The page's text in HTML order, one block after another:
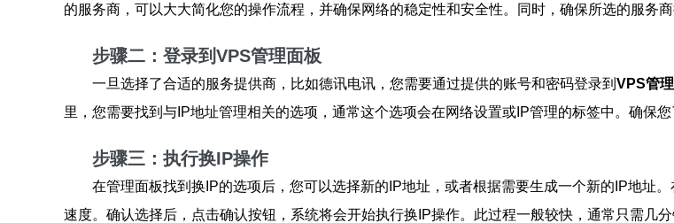
的服务商，可以大大简化您的操作流程，并确保网络的稳定性和安全性。同时，确保所选的服务
步骤二：登录到VPS管理面板
一旦选择了合适的服务提供商，比如德讯电讯，您需要通过提供的账号和密码登录到 VPS管
里，您需要找到与IP地址管理相关的选项，通常这个选项会在网络设置或IP管理的标签中。确保
步骤三：执行换IP操作
在管理面板找到换IP的选项后，您可以选择新的IP地址，或者根据需要生成一个新的IP地址
速度。确认选择后，点击确认按钮，系统将会开始执行换IP操作。此过程一般较快，通常只需几